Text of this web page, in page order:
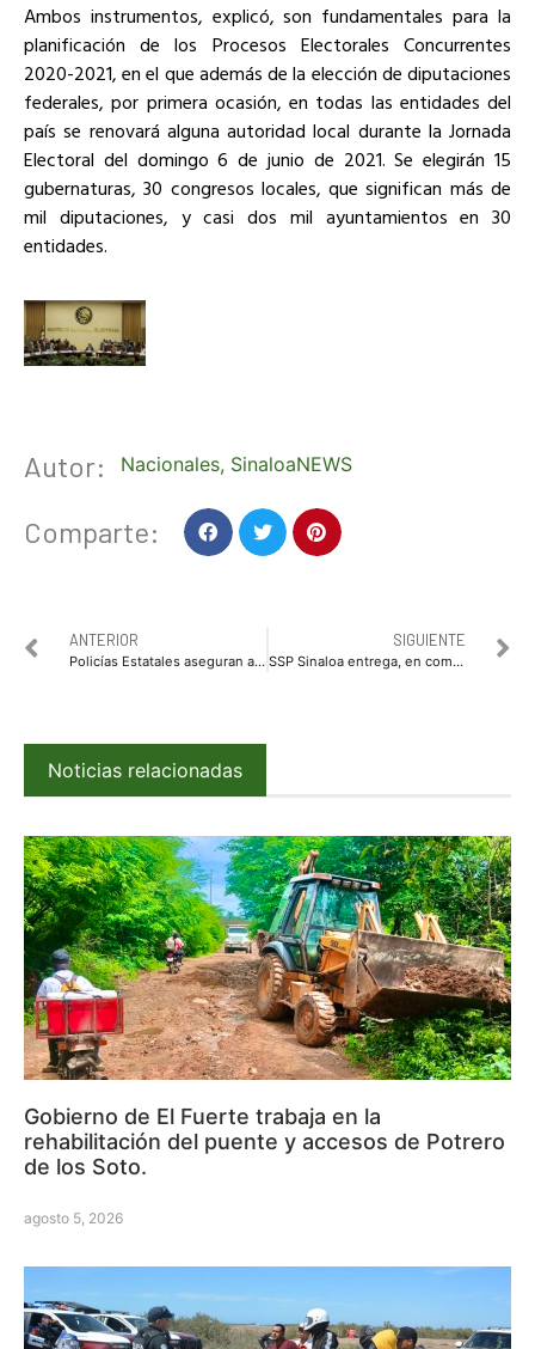
Ambos instrumentos, explicó, son fundamentales para la
planificación de los Procesos Electorales Concurrentes
2020-2021, en el que además de la elección de diputaciones
federales, por primera ocasión, en todas las entidades del
país se renovará alguna autoridad local durante la Jornada
Electoral del domingo 6 de junio de 2021. Se elegirán 15
gubernaturas, 30 congresos locales, que significan más de
mil diputaciones, y casi dos mil ayuntamientos en 30
entidades.
Autor: Nacionales, SinaloaNEWS
Comparte:
ANTERIOR
Policías Estatales aseguran a tres personas con armas sobre la carretera Culiacán-Navolato
SIGUIENTE
SSP Sinaloa entrega, en comodato, patrullas a municipios para reforzar la prevención del delito
Noticias relacionadas
Gobierno de El Fuerte trabaja en la
rehabilitación del puente y accesos de Potrero
de los Soto.
agosto 5, 2026